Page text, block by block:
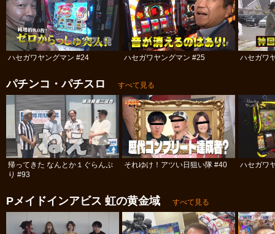
ハセガワヤングマン #24 ハセガワヤングマン #25 ハセガワ
パチンコ・パチスロ すべて見る
帰ってきた なんとか１ぐらんぷ
り #93
それゆけ！アツい日狙い隊 #40 ハセガワ
Pメイドインアビス 虹の黄金域 すべて見る